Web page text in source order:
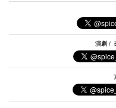
演劇 /